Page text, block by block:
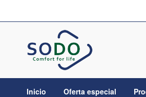
al
Inicio Oferta especial